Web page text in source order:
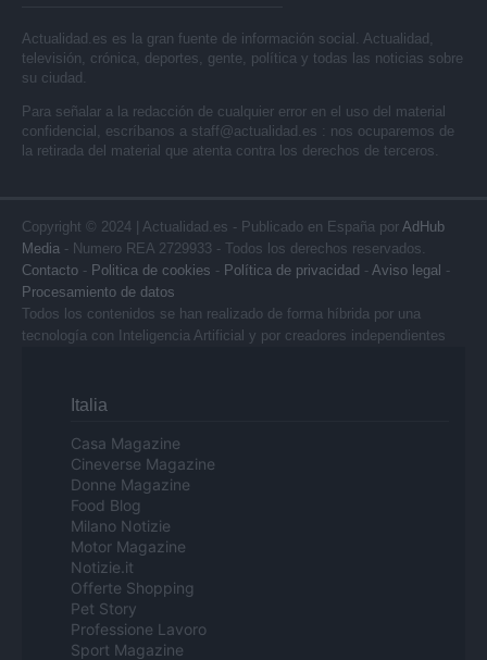
Actualidad.es es la gran fuente de información social. Actualidad,
televisión, crónica, deportes, gente, política y todas las noticias sobre
su ciudad.
Para señalar a la redacción de cualquier error en el uso del material
confidencial, escríbanos a staff@actualidad.es : nos ocuparemos de
la retirada del material que atenta contra los derechos de terceros.
Copyright © 2024 | Actualidad.es - Publicado en España por AdHub
Media - Numero REA 2729933 - Todos los derechos reservados.
Contacto - Politica de cookies - Política de privacidad - Aviso legal -
Procesamiento de datos
Todos los contenidos se han realizado de forma híbrida por una
tecnología con Inteligencia Artificial y por creadores independientes
Italia
Casa Magazine
Cineverse Magazine
Donne Magazine
Food Blog
Milano Notizie
Motor Magazine
Notizie.it
Offerte Shopping
Pet Story
Professione Lavoro
Sport Magazine